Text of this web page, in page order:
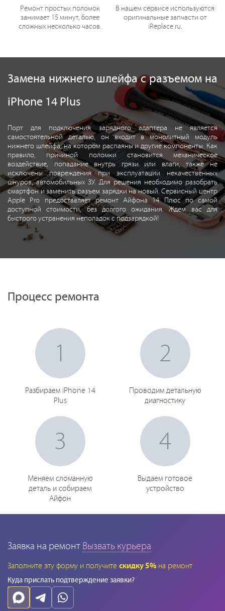
Ремонт простых поломок
занимает 15 минут, более
сложных несколько часов.
В нашем сервисе используются
оригинальные запчасти от
iReplace.ru.
Замена нижнего шлейфа с разъемом на
iPhone 14 Plus
Порт для подключения зарядного адаптера не является
самостоятельной деталью, он входит в монолитный модуль
нижнего шлейфа, на котором распаяны и другие компоненты. Как
правило, причиной поломки становится механическое
воздействие, попадание внутрь грязи или влаги, также не
исключены повреждения при эксплуатации некачественных
шнуров, автомобильных ЗУ. Для решения необходимо разобрать
смартфон и заменить разъем зарядки на новый. Сервисный центр
Apple Pro предоставляет ремонт Айфона 14 Плюс по самой
доступной стоимости, без долгого ожидания. Ждем вас для
быстрого устранения неполадок с подзарядкой!
Процесс ремонта
1
Разбираем iPhone 14
Plus
2
Проводим детальную
диагностику
3
Меняем сломанную
деталь и собираем
Айфон
4
Выдаем готовое
устройство
Заявка на ремонт Вызвать курьера
Заполните эту форму и получите скидку 5% на ремонт*
Куда прислать подтверждение заявки?